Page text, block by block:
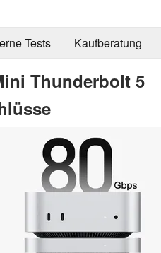
Tests Kaufberatung
Thunderbolt 5